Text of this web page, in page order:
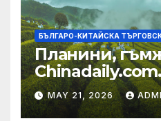
БЪЛГАРО-КИТАЙСКА
Планини,
MAY 21, 2026